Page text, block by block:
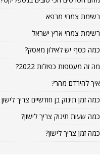
רשימת צמחי מרפא
רשימת צמחי ארץ ישראל
כמה כסף יש לאילון מאסק?
מה זה מעטפות כפולות 2022?
איך להירדם מהר?
כמה זמן תינוק בן חודשיים צריך לישון
כמה שעות תינוק צריך לישון?
כמה זמן צריך לישון?